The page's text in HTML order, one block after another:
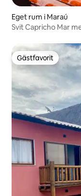
Eget rum i Maraú
Svit Capricho Mar
Gästfavorit
Gästfavorit